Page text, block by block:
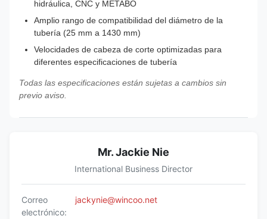
hidráulica, CNC y METABO
Amplio rango de compatibilidad del diámetro de la
tubería (25 mm a 1430 mm)
Velocidades de cabeza de corte optimizadas para
diferentes especificaciones de tubería
Todas las especificaciones están sujetas a cambios sin
previo aviso.
Mr. Jackie Nie
International Business Director
Correo
electrónico:
jackynie@wincoo.net